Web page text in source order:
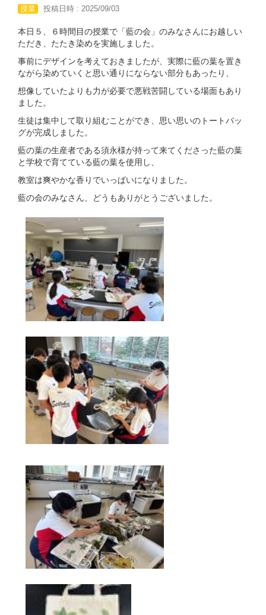
授業 投稿日時 : 2025/09/03
本日５、６時間目の授業で「藍の会」のみなさんにお越しい
ただき、たたき染めを実施しました。
事前にデザインを考えておきましたが、実際に藍の葉を置き
ながら染めていくと思い通りにならない部分もあったり、
想像していたよりも力が必要で悪戦苦闘している場面もあり
ました。
生徒は集中して取り組むことができ、思い思いのトートバッ
グが完成しました。
藍の葉の生産者である須永様が持って来てくださった藍の葉
と学校で育てている藍の葉を使用し、
教室は爽やかな香りでいっぱいになりました。
藍の会のみなさん、どうもありがとうございました。